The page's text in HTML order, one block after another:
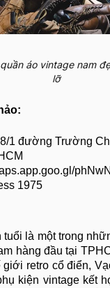
áo vintage nam
lỡ
1 đường Trường
1975
tuổi là một trong
hàng đầu tại
retro cổ điển,
kiện vintage kết